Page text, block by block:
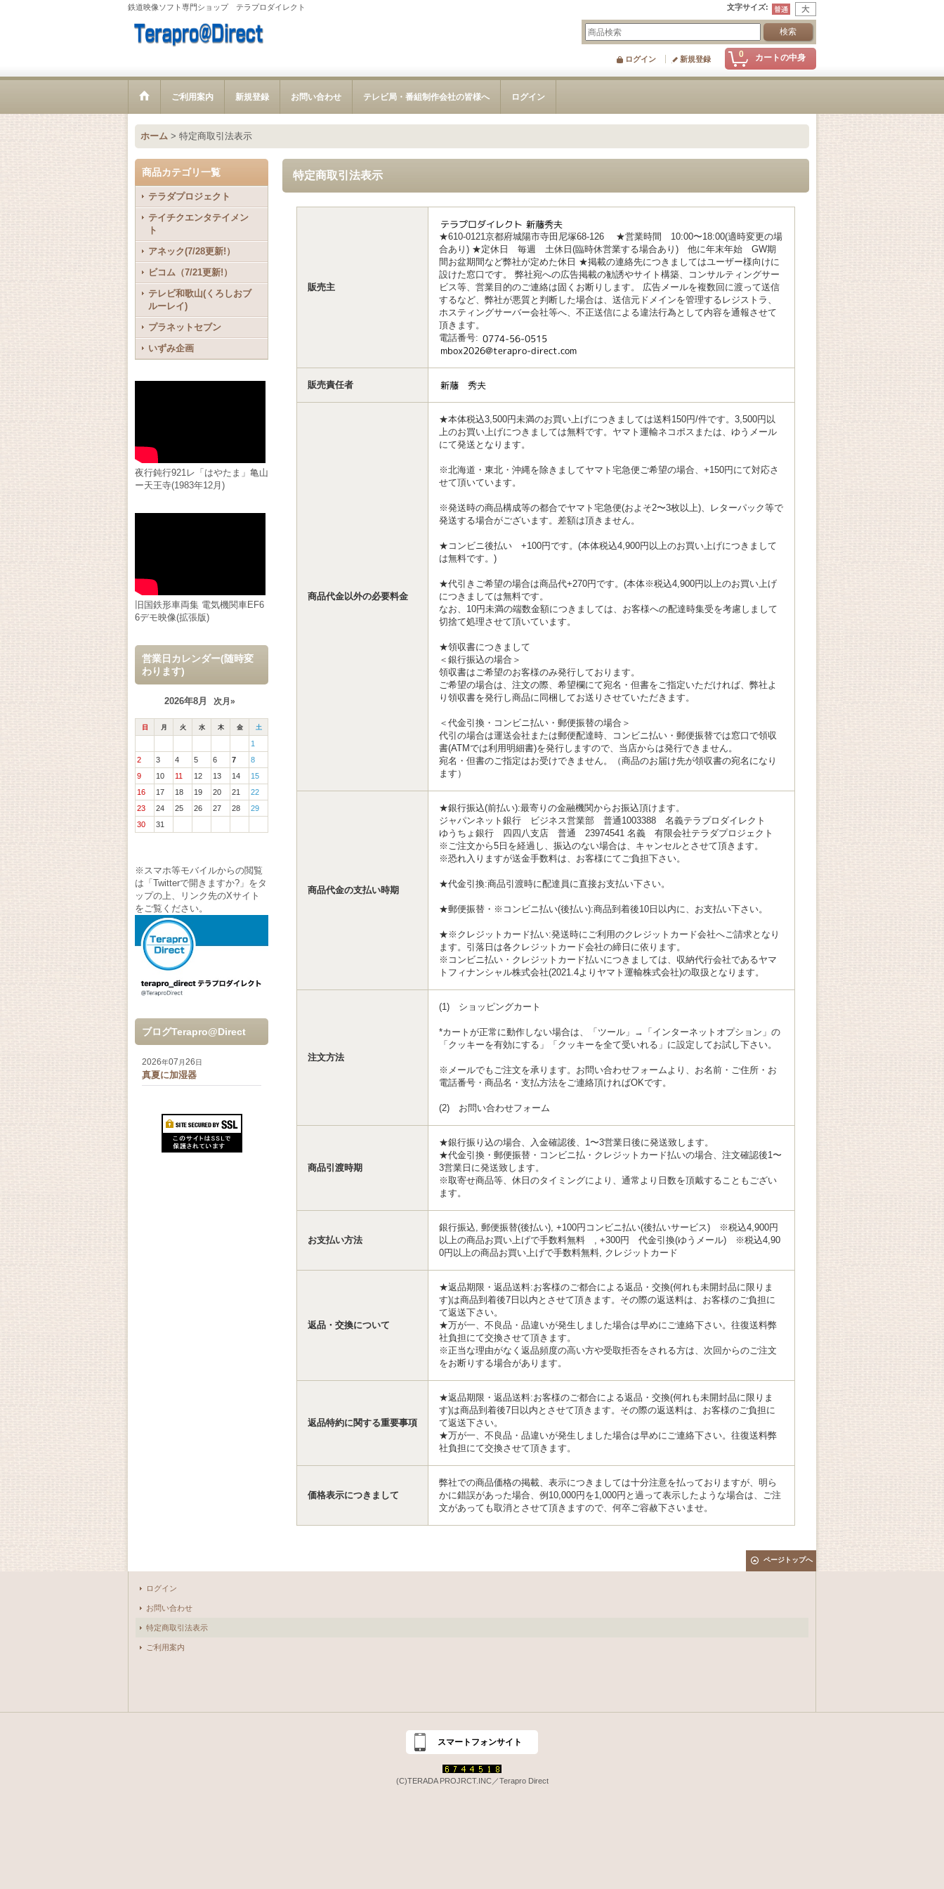
鉄道映像ソフト専門ショップ テラプロダイレクト 文字サイズ:
0 カートの中身
ログイン 新規登録
ご利用案内 新規登録 お問い合わせ テレビ局・番組制作会社の皆様へ ログイン
ホーム > 特定商取引法表示
商品カテゴリ一覧
テラダプロジェクト
テイチクエンタテイメン
ト
アネック(7/28更新!）
ビコム（7/21更新!）
テレビ和歌山(くろしおブ
ルーレイ)
プラネットセブン
いずみ企画
夜行鈍行921レ「はやたま」亀山
ー天王寺(1983年12月)
旧国鉄形車両集 電気機関車EF6
6デモ映像(拡張版)
営業日カレンダー(随時変
わります)
2026年8月 次月»
日 月 火 水 木 金 土
1
2
3 4 5 6 7
8
9
10 11 12 13 14
15
16
17 18 19 20 21
22
23
24 25 26 27 28
29
30
31
※スマホ等モバイルからの閲覧
は「Twitterで開きますか?」をタ
ップの上、リンク先のXサイト
をご覧ください。
ブログTerapro@Direct
2026年07 月26日
真夏に加湿器
特定商取引法表示
販売主
★610-0121京都府城陽市寺田尼塚68-126 ★営業時間 10:00〜18:00(適時変更の場
合あり) ★定休日 毎週 土休日(臨時休営業する場合あり) 他に年末年始 GW期
間お盆期間など弊社が定めた休日 ★掲載の連絡先につきましてはユーザー様向けに
設けた窓口です。 弊社宛への広告掲載の勧誘やサイト構築、コンサルティングサー
ビス等、営業目的のご連絡は固くお断りします。 広告メールを複数回に渡って送信
するなど、弊社が悪質と判断した場合は、送信元ドメインを管理するレジストラ、
ホスティングサーバー会社等へ、不正送信による違法行為として内容を通報させて
頂きます。
電話番号:
販売責任者
商品代金以外の必要料金
★本体税込3,500円未満のお買い上げにつきましては送料150円/件です。3,500円以
上のお買い上げにつきましては無料です。ヤマト運輸ネコポスまたは、ゆうメール
にて発送となります。
※北海道・東北・沖縄を除きましてヤマト宅急便ご希望の場合、+150円にて対応さ
せて頂いています。
※発送時の商品構成等の都合でヤマト宅急便(およそ2〜3枚以上)、レターパック等で
発送する場合がございます。差額は頂きません。
★コンビニ後払い +100円です。(本体税込4,900円以上のお買い上げにつきまして
は無料です。)
★代引きご希望の場合は商品代+270円です。(本体※税込4,900円以上のお買い上げ
につきましては無料です。
なお、10円未満の端数金額につきましては、お客様への配達時集受を考慮しまして
切捨て処理させて頂いています。
★領収書につきまして
＜銀行振込の場合＞
領収書はご希望のお客様のみ発行しております。
ご希望の場合は、注文の際、希望欄にて宛名・但書をご指定いただければ、弊社よ
り領収書を発行し商品に同梱してお送りさせていただきます。
＜代金引換・コンビニ払い・郵便振替の場合＞
代引の場合は運送会社または郵便配達時、コンビニ払い・郵便振替では窓口で領収
書(ATMでは利用明細書)を発行しますので、当店からは発行できません。
宛名・但書のご指定はお受けできません。（商品のお届け先が領収書の宛名になり
ます）
商品代金の支払い時期
★銀行振込(前払い):最寄りの金融機関からお振込頂けます。
ジャパンネット銀行 ビジネス営業部 普通1003388 名義テラプロダイレクト
ゆうちょ銀行 四四八支店 普通 23974541 名義 有限会社テラダプロジェクト
※ご注文から5日を経過し、振込のない場合は、キャンセルとさせて頂きます。
※恐れ入りますが送金手数料は、お客様にてご負担下さい。
★代金引換:商品引渡時に配達員に直接お支払い下さい。
★郵便振替・※コンビニ払い(後払い):商品到着後10日以内に、お支払い下さい。
★※クレジットカード払い:発送時にご利用のクレジットカード会社へご請求となり
ます。引落日は各クレジットカード会社の締日に依ります。
※コンビニ払い・クレジットカード払いにつきましては、収納代行会社であるヤマ
トフィナンシャル株式会社(2021.4よりヤマト運輸株式会社)の取扱となります。
注文方法
(1) ショッピングカート
*カートが正常に動作しない場合は、「ツール」→「インターネットオプション」の
「クッキーを有効にする」「クッキーを全て受いれる」に設定してお試し下さい。
※メールでもご注文を承ります。お問い合わせフォームより、お名前・ご住所・お
電話番号・商品名・支払方法をご連絡頂ければOKです。
(2) お問い合わせフォーム
商品引渡時期
★銀行振り込の場合、入金確認後、1〜3営業日後に発送致します。
★代金引換・郵便振替・コンビニ払・クレジットカード払いの場合、注文確認後1〜
3営業日に発送致します。
※取寄せ商品等、休日のタイミングにより、通常より日数を頂戴することもござい
ます。
お支払い方法
銀行振込, 郵便振替(後払い), +100円コンビニ払い(後払いサービス) ※税込4,900円
以上の商品お買い上げで手数料無料 , +300円 代金引換(ゆうメール) ※税込4,90
0円以上の商品お買い上げで手数料無料, クレジットカード
返品・交換について
★返品期限・返品送料:お客様のご都合による返品・交換(何れも未開封品に限りま
す)は商品到着後7日以内とさせて頂きます。その際の返送料は、お客様のご負担に
て返送下さい。
★万が一、不良品・品違いが発生しました場合は早めにご連絡下さい。往復送料弊
社負担にて交換させて頂きます。
※正当な理由がなく返品頻度の高い方や受取拒否をされる方は、次回からのご注文
をお断りする場合があります。
返品特約に関する重要事項
★返品期限・返品送料:お客様のご都合による返品・交換(何れも未開封品に限りま
す)は商品到着後7日以内とさせて頂きます。その際の返送料は、お客様のご負担に
て返送下さい。
★万が一、不良品・品違いが発生しました場合は早めにご連絡下さい。往復送料弊
社負担にて交換させて頂きます。
価格表示につきまして
弊社での商品価格の掲載、表示につきましては十分注意を払っておりますが、明ら
かに錯誤があった場合、例10,000円を1,000円と過って表示したような場合は、ご注
文があっても取消とさせて頂きますので、何卒ご容赦下さいませ。
ページトップへ
ログイン
お問い合わせ
特定商取引法表示
ご利用案内
スマートフォンサイト
(C)TERADA PROJRCT.INC／Terapro Direct